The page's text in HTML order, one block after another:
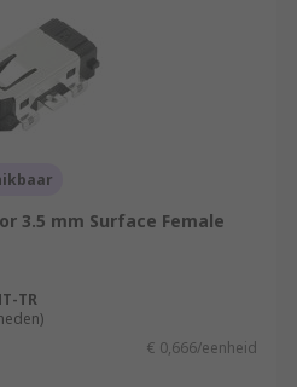
3.5 mm Surface Female
TR
€ 0,666/eenheid